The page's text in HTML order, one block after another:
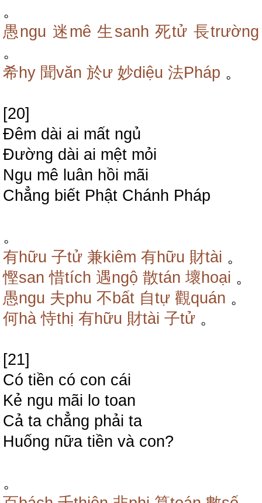
。
愚ngu 迷mê 生sanh 死tử 長trường
。
希hy 聞văn 於ư 妙diệu 法Pháp 。
[20]
Đêm dài ai mất ngủ
Đường dài ai mệt mỏi
Ngu mê luân hồi mãi
Chẳng biết Phật Chánh Pháp
。
有hữu 子tử 兼kiêm 有hữu 財tài 。
慳san 惜tích 遇ngộ 散tán 壞hoại 。
愚ngu 夫phu 不bất 自tự 觀quán 。
何hà 恃thị 有hữu 財tài 子tử 。
[21]
Có tiền có con cái
Kẻ ngu mãi lo toan
Cả ta chẳng phải ta
Huống nữa tiền và con?
。